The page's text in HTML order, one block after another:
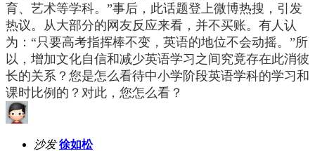
育、艺术等学科。 ”事后，此话题登上微博热搜，引发
热议。从大部分的网友反应来看，并不买账。有人认
为：“只要高考指挥棒不变，英语的地位不会动摇。”所
以，增加文化自信和减少英语学习之间究竟存在此消彼
长的关系？您是怎么看待中小学阶段英语学科的学习和
课时比例的？对此，您怎么看？
沙发 徐如松